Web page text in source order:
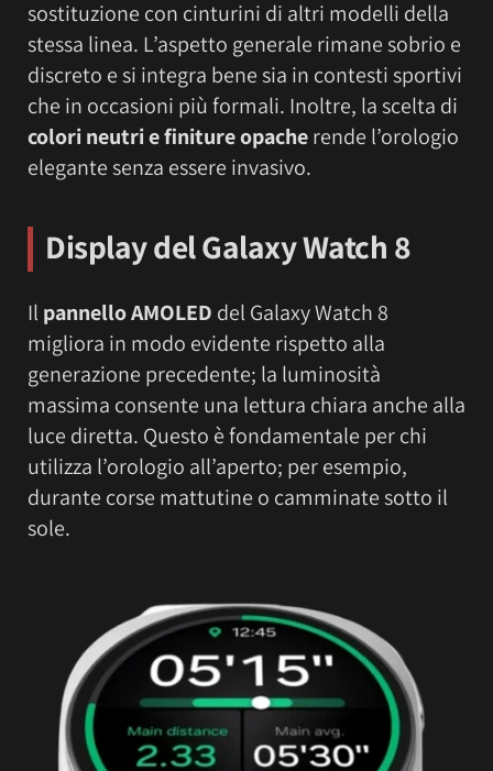
sostituzione con cinturini di altri modelli della
stessa linea. L’aspetto generale rimane sobrio e
discreto e si integra bene sia in contesti sportivi
che in occasioni più formali. Inoltre, la scelta di
colori neutri e finiture opacherende l’orologio
elegante senza essere invasivo.
Displaydel Galaxy Watch 8
Il pannello AMOLED del Galaxy Watch 8
migliora in modo evidente rispetto alla
generazione precedente; la luminosità
massima consente una lettura chiara anche alla
luce diretta. Questo è fondamentale per chi
utilizza l’orologio all’aperto; per esempio,
durante corse mattutine o camminate sotto il
sole.